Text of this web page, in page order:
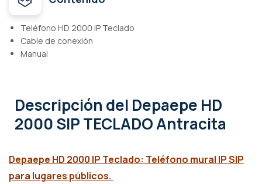
Teléfono HD 2000 IP Teclado
Cable de conexión
Manual
Descripción del Depaepe HD
2000 SIP TECLADO Antracita
Depaepe HD 2000 IP Teclado: Teléfono mural IP SIP
para lugares públicos.